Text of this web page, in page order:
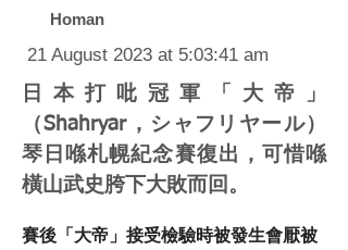
Homan
21 August 2023 at 5:03:41 am
日本打吡冠軍「大帝」
（Shahryar，シャフリヤール）
琴日喺札幌紀念賽復出，可惜喺
橫山武史胯下大敗而回。
賽後「大帝」接受檢驗時被發生會厭被